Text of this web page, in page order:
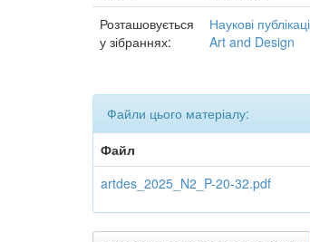
Розташовується
у зібраннях:
Наукові
Art and Design
Файли цього матеріалу:
Файл
artdes_2025_N2_P-20-32.pdf